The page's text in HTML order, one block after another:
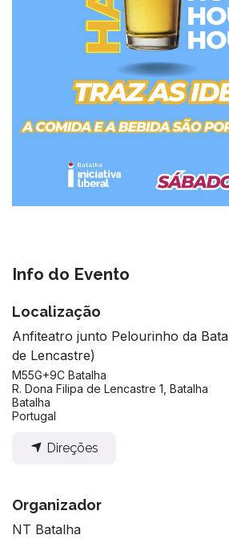
Info do Evento
Localização
Anfiteatro junto Pelourinho da
de Lencastre)
M55G+9C Batalha
R. Dona Filipa de Lencastre 1, Batalha
Batalha
Portugal
Direções
Organizador
NT Batalha